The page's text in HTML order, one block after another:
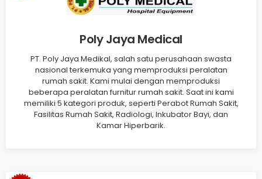
Poly Jaya Medical
PT. Poly Jaya Medikal, salah satu perusahaan swasta
nasional terkemuka yang memproduksi peralatan
rumah sakit. Kami mulai dengan memproduksi
beberapa peralatan furnitur rumah sakit. Saat ini kami
memiliki 5 kategori produk, seperti Perabot Rumah Sakit,
Fasilitas Rumah Sakit, Radiologi, Inkubator Bayi, dan
Kamar Hiperbarik.